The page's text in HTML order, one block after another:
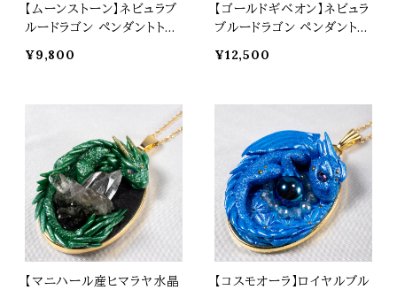
【ムーンストーン】ネビュラブ
ルードラゴン ペンダントトッ
天然石 パワーストーン t05
¥9,800
【ゴールドギベオン】ネビュラ
ブルードラゴン ペンダントト
天然石 パワーストーン t05
¥12,500
【マニハール産ヒマラヤ水晶
【コスモオーラ】ロイヤルブル